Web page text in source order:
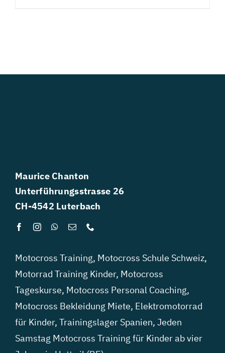
Maurice Chanton
Unterführungsstrasse 26
CH-4542 Luterbach
Motocross Training, Motocross Schule Schweiz,
Motorrad Training Kinder, Motocross
Tageskurse, Motocross Personal Coaching,
Motocross Bekleidung Miete, Elektromotorrad
für Kinder, Trainingslager Spanien, Jeden
Samstag Motocross Training für Kinder ab vier